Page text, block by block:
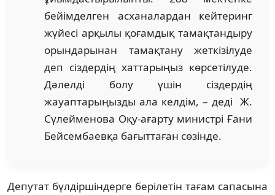
бейімделген асханалардан кейтеринг
жүйесі арқылы қоғамдық тамақтандыру
орындарынан тамақтану жеткізілуде
деп сіздердің хаттарыңыз көрсетілуде.
Дәлелді болу үшін сіздердің
жауаптарыңызды ала келдім, – деді Ж.
Сүлейменова Оқу-ағарту министрі Ғани
Бейсембаевқа бағыттаған сөзінде.
Депутат бүлдіршіндерге берілетін тағам сапасына